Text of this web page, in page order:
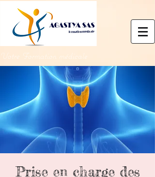
Votre Formation médicale
Prise en charge des